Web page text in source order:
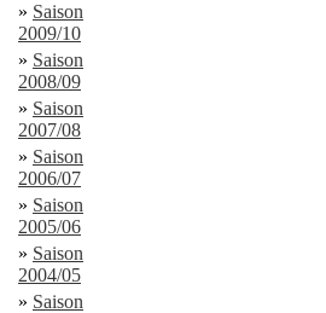
» Saison
2009/10
» Saison
2008/09
» Saison
2007/08
» Saison
2006/07
» Saison
2005/06
» Saison
2004/05
» Saison